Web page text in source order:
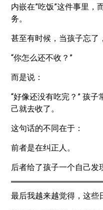
内嵌在”吃饭”这件事里，
务。
甚至有时候，当孩子忘了
“你怎么还不收？”
而是说：
“好像还没有吃完？” 孩
己就去收了。
这句话的不同在于：
前者是在纠正人。
后者给了孩子一个自己发
最后我越来越觉得，这些